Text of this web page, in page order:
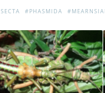
#PHASMIDA